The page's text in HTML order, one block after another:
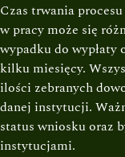
Czas trwania
w pracy może się
wypadku do
kilku miesięcy.
ilości zebranych
danej instytucji.
status wniosku oraz
instytucjami.